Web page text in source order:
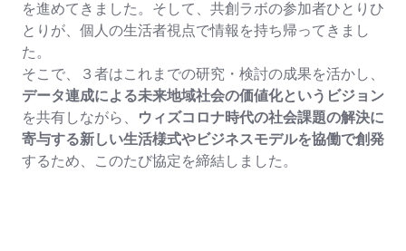
を進めてきました。そして、共創ラボの参加者ひとりひ
とりが、個人の生活者視点で情報を持ち帰ってきまし
た。
そこで、３者はこれまでの研究・検討の成果を活かし、
データ連成による未来地域社会の価値化というビジョン
を共有しながら、
ウィズコロナ時代の社会課題の解決に
寄与する新しい生活様式やビジネスモデルを協働で創発
するため、このたび協定を締結しました。